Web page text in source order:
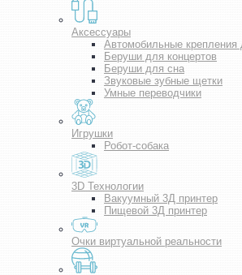
Аксессуары
Автомобильные
Беруши для концертов
Беруши для сна
Звуковые зубные щетки
Умные переводчики
Игрушки
Робот-собака
3D Технологии
Вакуумный 3Д принтер
Пищевой 3Д принтер
Очки виртуальной реальности